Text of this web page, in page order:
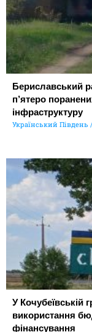
Бериславський
п’ятеро
інфраструктуру
Український Південь
У Кочубеївській
використання
фінансування